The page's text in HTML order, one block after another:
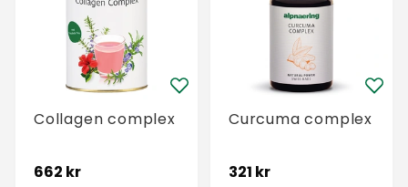
Collagen complex
662 kr
Curcuma complex
321 kr